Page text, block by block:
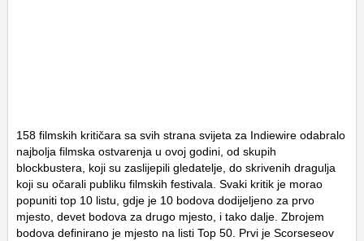
158 filmskih kritičara sa svih strana svijeta za Indiewire odabralo
najbolja filmska ostvarenja u ovoj godini, od skupih
blockbustera, koji su zaslijepili gledatelje, do skrivenih dragulja
koji su očarali publiku filmskih festivala. Svaki kritik je morao
popuniti top 10 listu, gdje je 10 bodova dodijeljeno za prvo
mjesto, devet bodova za drugo mjesto, i tako dalje. Zbrojem
bodova definirano je mjesto na listi Top 50. Prvi je Scorseseov